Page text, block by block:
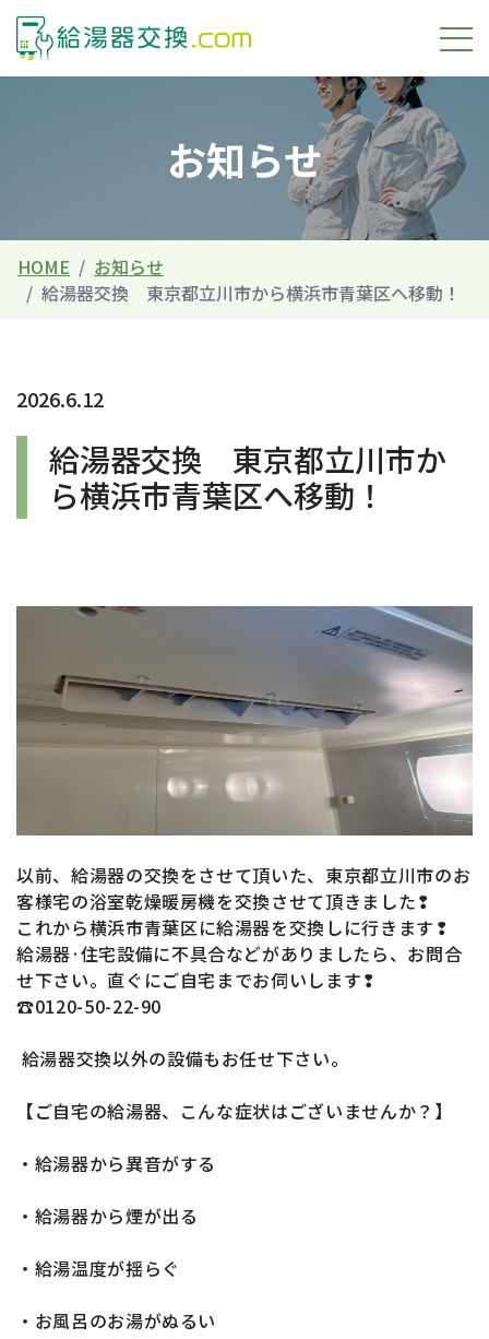
お知らせ
HOME
お知らせ
給湯器交換 東京都立川市から横浜市青葉区へ移動！
2026.6.12
給湯器交換 東京都立川市か
ら横浜市青葉区へ移動！
以前、給湯器の交換をさせて頂いた、東京都立川市のお
客様宅の浴室乾燥暖房機を交換させて頂きました❢
これから横浜市青葉区に給湯器を交換しに行きます❢
給湯器·住宅設備に不具合などがありましたら、お問合
せ下さい。直ぐにご自宅までお伺いします❢
☎0120-50-22-90
給湯器交換以外の設備もお任せ下さい。
【ご自宅の給湯器、こんな症状はございませんか？】
・給湯器から異音がする
・給湯器から煙が出る
・給湯温度が揺らぐ
・お風呂のお湯がぬるい